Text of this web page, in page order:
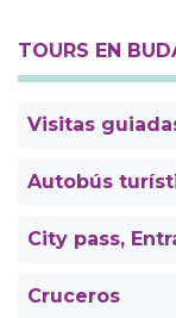
TOURS EN
Visitas
Autobús
City pass,
Cruceros